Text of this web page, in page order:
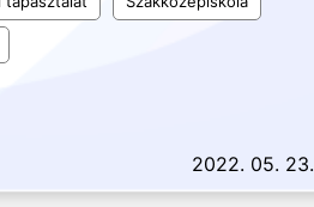
2022. 05. 23.